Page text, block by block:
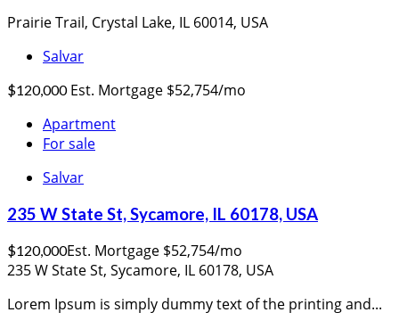
Prairie Trail, Crystal Lake, IL 60014, USA
Salvar
$120,000 Est. Mortgage $52,754/mo
Apartment
For sale
Salvar
235 W State St, Sycamore, IL 60178, USA
$120,000Est. Mortgage $52,754/mo
235 W State St, Sycamore, IL 60178, USA
Lorem Ipsum is simply dummy text of the printing and...